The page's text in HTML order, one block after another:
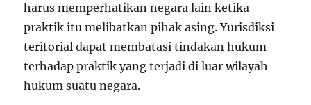
harus memperhatikan negara lain ketika
praktik itu melibatkan pihak asing. Yurisdiksi
teritorial dapat membatasi tindakan hukum
terhadap praktik yang terjadi di luar wilayah
hukum suatu negara.